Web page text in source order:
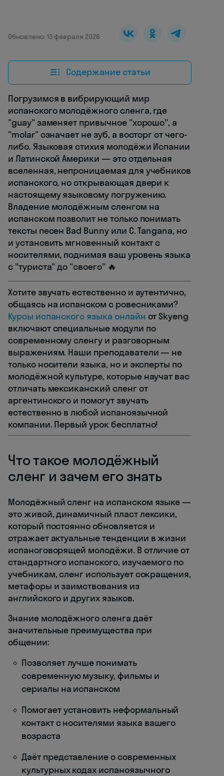
Обновлено: 13 февраля 2026
Содержание статьи
Погрузимся в вибрирующий мир
испанского молодёжного сленга, где
"guay" заменяет привычное "хорошо", а
"molar" означает не зуб, а восторг от чего-
либо. Языковая стихия молодёжи Испании
и Латинской Америки — это отдельная
вселенная, непроницаемая для учебников
испанского, но открывающая двери к
настоящему языковому погружению.
Владение молодёжным сленгом на
испанском позволит не только понимать
тексты песен Bad Bunny или C. Tangana, но
и установить мгновенный контакт с
носителями, поднимая ваш уровень языка
с "туриста" до "своего" 🔥
Хотите звучать естественно и аутентично,
общаясь на испанском с ровесниками?
Курсы испанского языка онлайн от Skyeng
включают специальные модули по
современному сленгу и разговорным
выражениям. Наши преподаватели — не
только носители языка, но и эксперты по
молодёжной культуре, которые научат вас
отличать мексиканский сленг от
аргентинского и помогут звучать
естественно в любой испаноязычной
компании. Первый урок бесплатно!
Что такое молодёжный
сленг и зачем его знать
Молодёжный сленг на испанском языке —
это живой, динамичный пласт лексики,
который постоянно обновляется и
отражает актуальные тенденции в жизни
испаноговорящей молодёжи. В отличие от
стандартного испанского, изучаемого по
учебникам, сленг использует сокращения,
метафоры и заимствования из
английского и других языков.
Знание молодёжного сленга даёт
значительные преимущества при
общении:
Позволяет лучше понимать
современную музыку, фильмы и
сериалы на испанском
Помогает установить неформальный
контакт с носителями языка вашего
возраста
Даёт представление о современных
культурных кодах испаноязычного